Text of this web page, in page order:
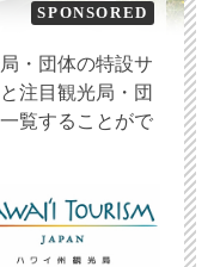
SPONSORED
・団体の特設サ
注目観光局・団
覧することがで